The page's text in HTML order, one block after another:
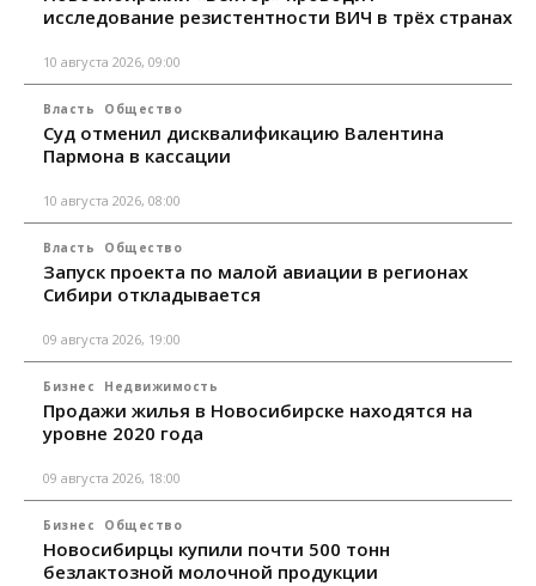
исследование резистентности ВИЧ в трёх странах
10 августа 2026, 09:00
Власть Общество
Суд отменил дисквалификацию Валентина
Пармона в кассации
10 августа 2026, 08:00
Власть Общество
Запуск проекта по малой авиации в регионах
Сибири откладывается
09 августа 2026, 19:00
Бизнес Недвижимость
Продажи жилья в Новосибирске находятся на
уровне 2020 года
09 августа 2026, 18:00
Бизнес Общество
Новосибирцы купили почти 500 тонн
безлактозной молочной продукции